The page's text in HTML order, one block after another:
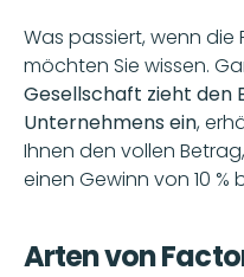
Was passiert, wenn die
möchten Sie wissen.
Gesellschaft zieht den
Unternehmens ein,
Ihnen den vollen
einen Gewinn von 10 %
Arten von